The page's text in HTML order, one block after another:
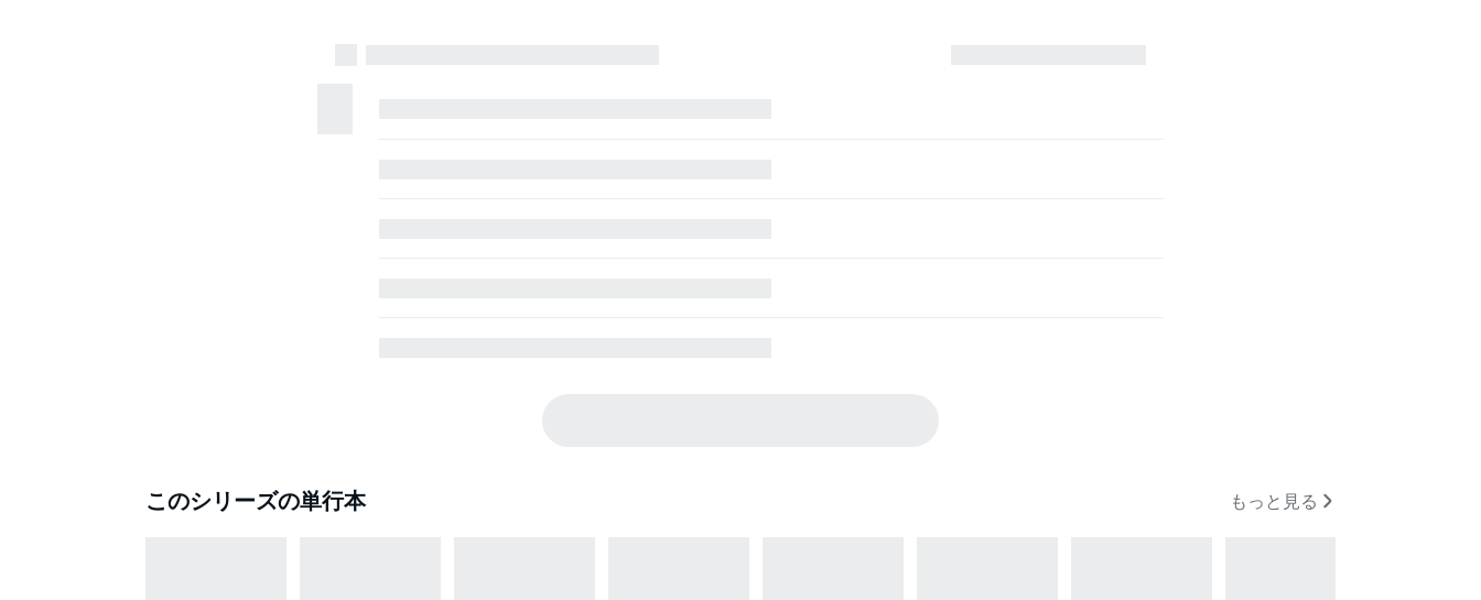
このシリーズの単行本 もっと見る